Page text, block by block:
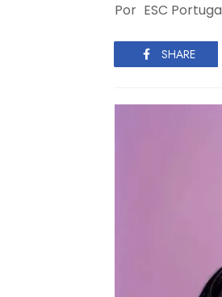
Por ESC
SHARE